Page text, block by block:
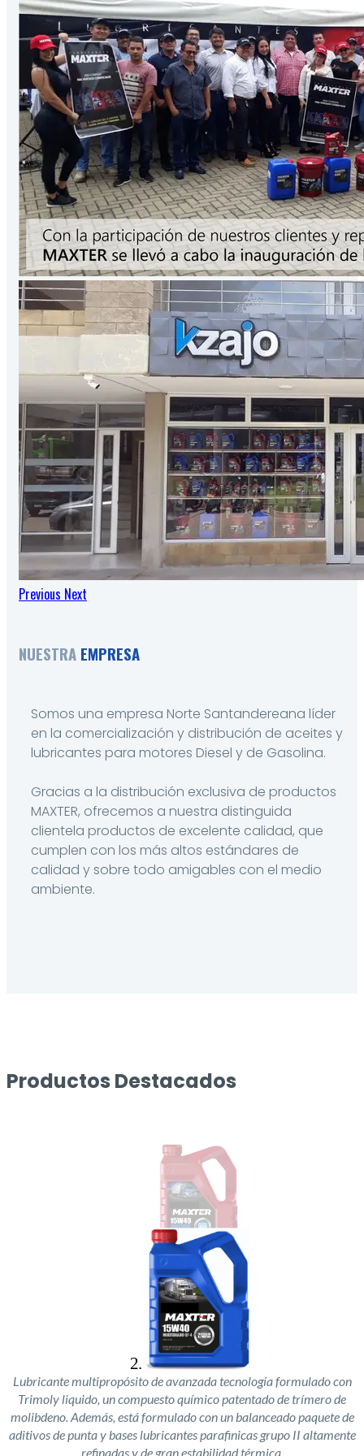
Presentación
3.78Lts
VER PRODUCTO
Previous Next
NUESTRA EMPRESA
Somos una empresa Norte Santandereana líder
en la comercialización y distribución de aceites y
lubricantes para motores Diesel y de Gasolina.
Gracias a la distribución exclusiva de productos
MAXTER, ofrecemos a nuestra distinguida
clientela productos de excelente calidad, que
cumplen con los más altos estándares de
calidad y sobre todo amigables con el medio
ambiente.
Productos Destacados
Lubricante multipropósito de avanzada tecnología formulado con
Trimoly liquido, un compuesto químico patentado de trímero de
molibdeno. Además, está formulado con un balanceado paquete de
aditivos de punta y bases lubricantes parafinicas grupo II altamente
refinadas y de gran estabilidad térmica.